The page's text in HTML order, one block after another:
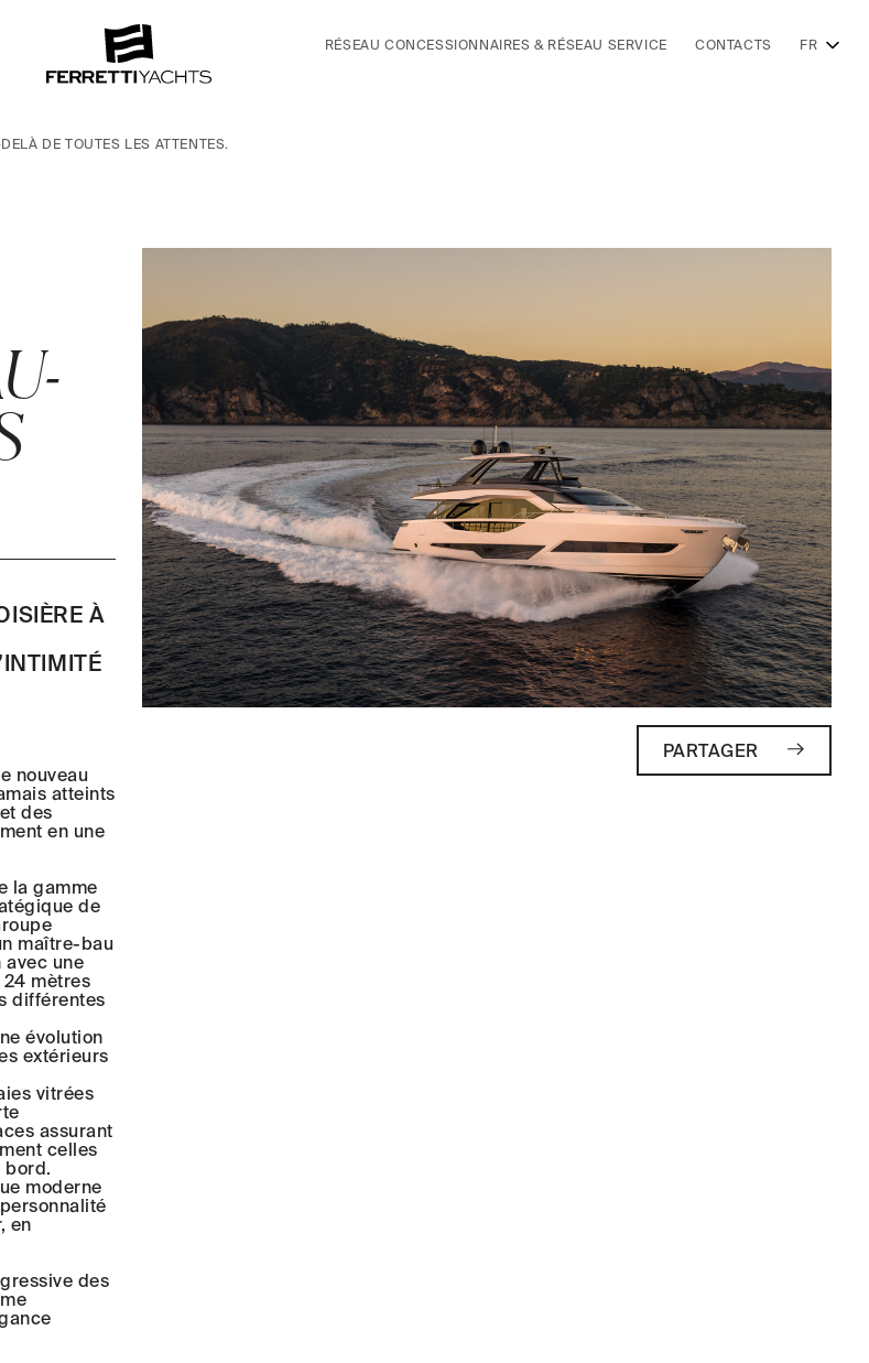
RÉSEAU CONCESSIONNAIRES & RÉSEAU SERVICE CONTACTS FR
DE TOUTES LES ATTENTES.
À
nouveau
atteints
des
en une
la gamme
de
maître-bau
avec une
mètres
différentes
évolution
extérieurs
vitrées
assurant
celles
bord.
moderne
en
des
PARTAGER